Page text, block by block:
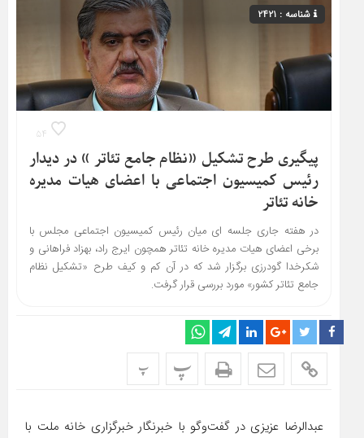
شناسه : ۲۴۲۱
۵۴
پیگیری طرح تشکیل «نظام جامع تئاتر » در دیدار
رئیس کمیسیون اجتماعی با اعضای هیات مدیره
خانه تئاتر
در هفته جاری جلسه ای میان رئیس کمیسیون اجتماعی مجلس با
برخی اعضای هیات مدیره خانه تئاتر همچون ایرج راد، بهزاد فراهانی و
شکرخدا گودرزی برگزار شد که در آن کم و کیف طرح «تشکیل نظام
جامع تئاتر کشور» مورد بررسی قرار گرفت.
پ پ
عبدالرضا عزیزی در گفت‌وگو با خبرنگار خبرگزاری خانه ملت با